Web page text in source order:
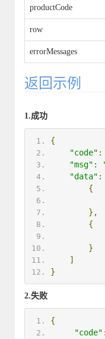
productCode
row
errorMessages
返回示例
1.成功
{
"code" :
"msg" :
"data" :
{
},
{
}
]
}
2.失败
{
"code"